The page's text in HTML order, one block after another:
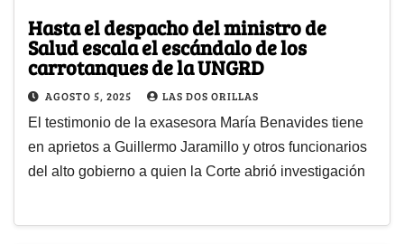
Hasta el despacho del ministro de
Salud escala el escándalo de los
carrotanques de la UNGRD
AGOSTO 5, 2025 LAS DOS ORILLAS
El testimonio de la exasesora María Benavides tiene
en aprietos a Guillermo Jaramillo y otros funcionarios
del alto gobierno a quien la Corte abrió investigación